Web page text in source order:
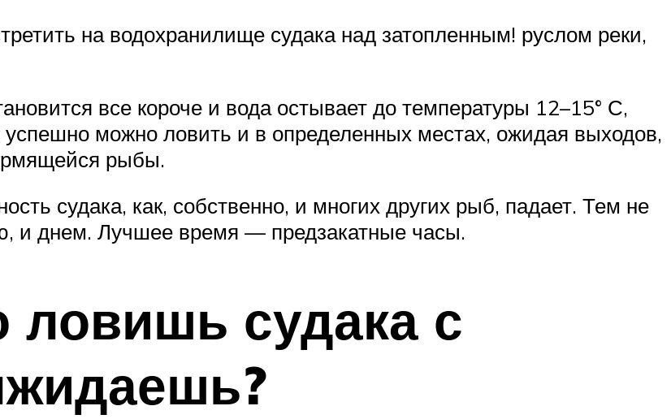
на водохранилище судака над затопленным! руслом реки,
все короче и вода остывает до температуры 12–15° С,
успешно можно ловить и в определенных местах, ожидая выходов,
рыбы.
судака, как, собственно, и многих других рыб, падает. Тем не
и днем. Лучшее время — предзакатные часы.
судака с